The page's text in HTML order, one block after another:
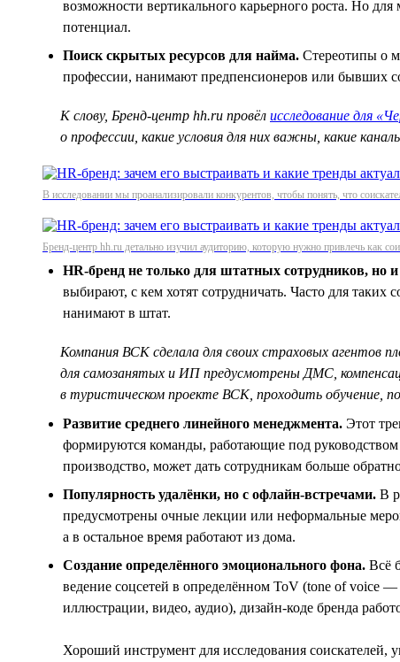
возможности вертикального карьерного роста. Но
потенциал.
Поиск скрытых ресурсов для найма. Стереотипы о
профессии, нанимают предпенсионеров или бывших
К слову, Бренд-центр hh.ru провёл исследование для
о профессии, какие условия для них важны, какие
В исследовании мы проанализировали конкурентов, чтобы понять, что
Бренд-центр hh.ru детально изучил аудиторию, которую нужно привлечь как
HR-бренд не только для штатных сотрудников, но
выбирают, с кем хотят сотрудничать. Часто для
нанимают в штат.
Компания ВСК сделала для своих страховых
для самозанятых и ИП предусмотрены ДМС,
в туристическом проекте ВСК, проходить обучение,
Развитие среднего линейного менеджмента. Этот
формируются команды, работающие под
производство, может дать сотрудникам больше
Популярность удалёнки, но с офлайн-встречами. В
предусмотрены очные лекции или неформальные
а в остальное время работают из дома.
Создание определённого эмоционального фона. Всё
ведение соцсетей в определённом ToV (tone of voice —
иллюстрации, видео, аудио), дизайн-коде бренда
Хороший инструмент для исследования